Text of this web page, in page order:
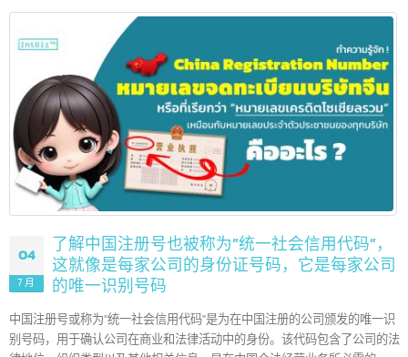
08 美国 10 大领先银行和其他 90 多家银行
美国是世界上最具影响力的金融机构的所在地。凭借其最大的经
体系和复杂的金融市场，美国银行已成为在推动国内和全球经济
发挥重要作用的全球参与者。在本文中，我们将带您了解美国顶级银行
些银行在塑造全球金融行业的方向上发挥着关键作用。read more